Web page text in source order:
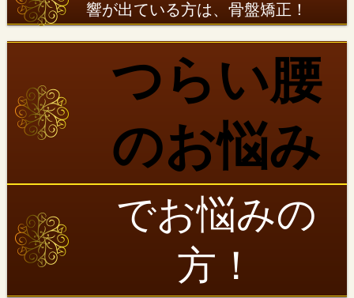
響が出ている方は、骨盤矯正！
つらい腰
のお悩み
でお悩みの
方！